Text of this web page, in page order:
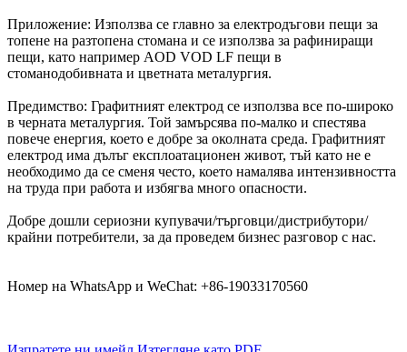
Приложение: Използва се главно за електродъгови пещи за
топене на разтопена стомана и се използва за рафиниращи
пещи, като например AOD VOD LF пещи в
стоманодобивната и цветната металургия.
Предимство: Графитният електрод се използва все по-широко
в черната металургия. Той замърсява по-малко и спестява
повече енергия, което е добре за околната среда. Графитният
електрод има дълъг експлоатационен живот, тъй като не е
необходимо да се сменя често, което намалява интензивността
на труда при работа и избягва много опасности.
Добре дошли сериозни купувачи/търговци/дистрибутори/
крайни потребители, за да проведем бизнес разговор с нас.
Номер на WhatsApp и WeChat: +86-19033170560